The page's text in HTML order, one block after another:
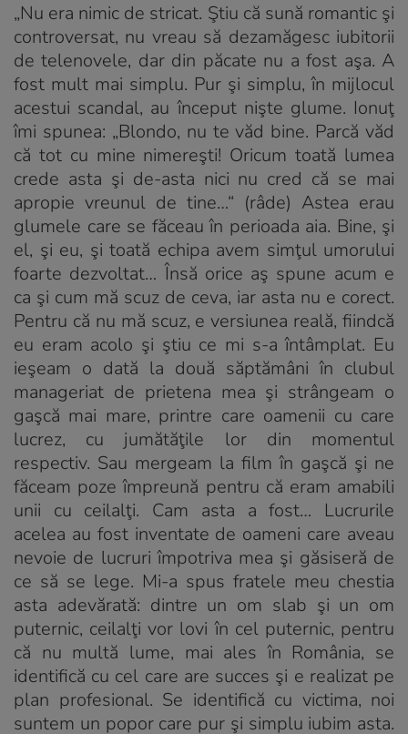
„Nu era nimic de stricat. Ştiu că sună romantic şi
controversat, nu vreau să dezamăgesc iubitorii
de te­lenovele, dar din păcate nu a fost aşa. A
fost mult mai simplu. Pur şi simplu, în mijlocul
acestui scandal, au în­ceput nişte glume. Ionuţ
îmi spunea: „Blondo, nu te văd bine. Parcă văd
că tot cu mine nimereşti! Oricum toată lumea
crede asta şi de-asta nici nu cred că se mai
apro­pie vreunul de tine…“ (râde) Astea erau
glumele care se făceau în perioada aia. Bine, şi
el, şi eu, şi toată echipa avem simţul umorului
foarte dezvoltat… Însă orice aş spune acum e
ca şi cum mă scuz de ceva, iar asta nu e corect.
Pentru că nu mă scuz, e versiunea reală, fiindcă
eu eram acolo şi ştiu ce mi s-a întâmplat. Eu
ieşeam o dată la două săptămâni în clubul
manageriat de prie­tena mea şi strângeam o
gaşcă mai mare, printre care oamenii cu care
lucrez, cu jumătăţile lor din momentul
respectiv. Sau mergeam la film în gaşcă şi ne
făceam poze împreună pentru că eram amabili
unii cu ceilalţi. Cam asta a fost… Lucrurile
acelea au fost inventate de oameni care aveau
nevoie de lucruri împotriva mea şi găsiseră de
ce să se lege. Mi-a spus fratele meu ches­tia
asta adevărată: dintre un om slab şi un om
puter­nic, ceilalţi vor lovi în cel puternic, pentru
că nu multă lume, mai ales în România, se
identifică cu cel care are succes şi e realizat pe
plan profesional. Se identifică cu victima, noi
suntem un popor care pur şi simplu iubim asta.